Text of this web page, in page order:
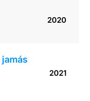
2020
2021